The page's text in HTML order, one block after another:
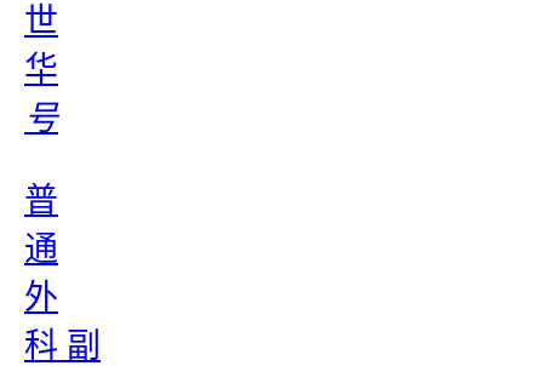
世
华
号
普
通
外
科 副